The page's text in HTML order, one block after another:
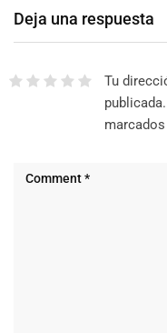
Deja una respuesta
Tu
publicada.